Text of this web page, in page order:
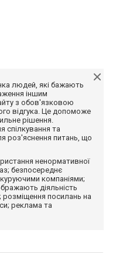
людей, які бажають
іншим
з обов'язковою
відгука. Це допоможе
рішення.
спілкування та
роз'яснення питань, що
ненормативної
безпосереднє
компаніями;
діяльність
розміщення посилань на
реклама та